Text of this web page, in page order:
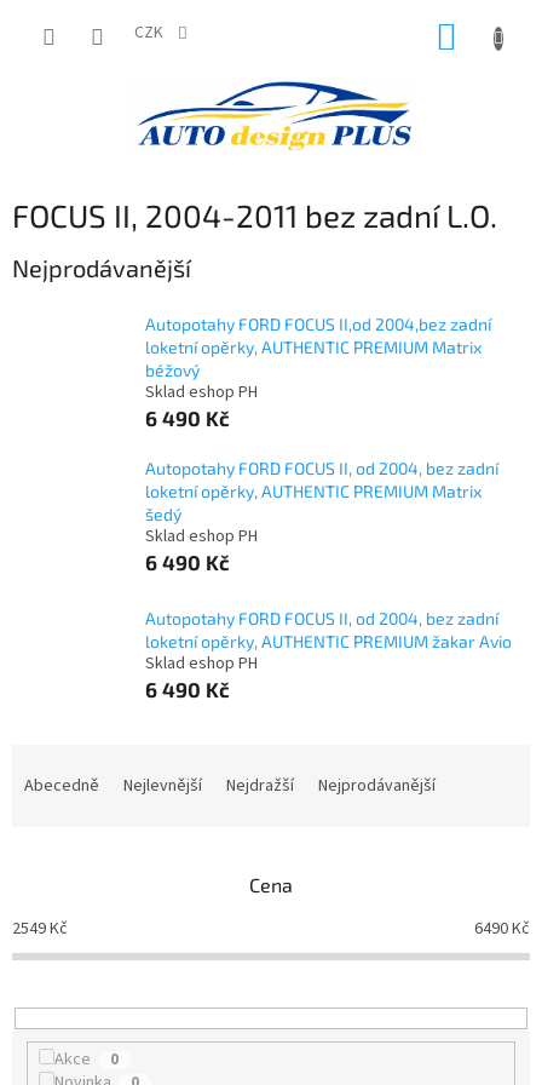
CZK
FOCUS II, 2004-2011 bez zadní L.O.
Nejprodávanější
Autopotahy FORD FOCUS II,od 2004,bez zadní
loketní opěrky, AUTHENTIC PREMIUM Matrix
béžový
Sklad eshop PH
6 490 Kč
Autopotahy FORD FOCUS II, od 2004, bez zadní
loketní opěrky, AUTHENTIC PREMIUM Matrix
šedý
Sklad eshop PH
6 490 Kč
Autopotahy FORD FOCUS II, od 2004, bez zadní
loketní opěrky, AUTHENTIC PREMIUM žakar Avio
Sklad eshop PH
6 490 Kč
p
r
o
u
Abecedně Nejlevnější Nejdražší Nejprodávanější
Cena
2549Kč 6490Kč
Akce 0